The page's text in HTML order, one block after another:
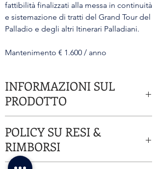
fattibilità finalizzati alla messa in continuità
e sistemazione di tratti del Grand Tour del
Palladio e degli altri Itinerari Palladiani.
Mantenimento € 1.600 / anno
INFORMAZIONI SUL
PRODOTTO
posto perfetto per aggiungere maggiori
informazioni sul prodotto, come dimensioni,
materiali, istruzioni per la manutenzione e
istruzioni per la pulizia. Sono anche uno spazio
POLICY SU RESI &
RIMBORSI
Sono le norme su Rimborsi e rese. Sono un